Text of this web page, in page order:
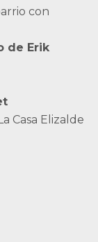
con
de Erik
Casa Elizalde